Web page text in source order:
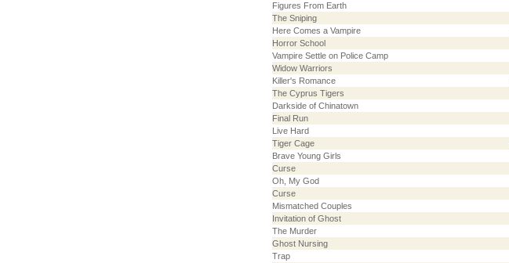
Figures From Earth
The Sniping
Here Comes a Vampire
Horror School
Vampire Settle on Police Camp
Widow Warriors
Killer's Romance
The Cyprus Tigers
Darkside of Chinatown
Final Run
Live Hard
Tiger Cage
Brave Young Girls
Curse
Oh, My God
Curse
Mismatched Couples
Invitation of Ghost
The Murder
Ghost Nursing
Trap